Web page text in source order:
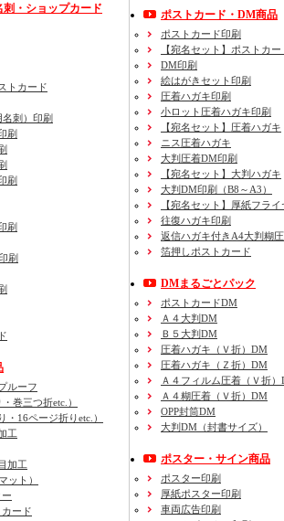
刺・ショップカード
トカード
名刺） 印刷
刷
刷
刷
刷
ルーフ
・巻三つ折etc.）
・16ページ折りetc.）
工
加工
ット）
ード
ポストカード・DM商品
ポストカード印刷
【宛名セット】ポストカー
DM印刷
絵はがきセット印刷
圧着ハガキ印刷
小ロット圧着ハガキ印刷
【宛名セット】圧着ハガキ
ニス圧着ハガキ
大判圧着DM印刷
【宛名セット】大判ハガキ
大判DM印刷（B8～A3）
【宛名セット】厚紙フライ
往復ハガキ印刷
返信ハガキ付きA4大判糊
箔押しポストカード
DMまるごとパック
ポストカードDM
Ａ４大判DM
Ｂ５大判DM
圧着ハガキ（Ｖ折）DM
圧着ハガキ（Ｚ折）DM
Ａ４フィルム圧着（Ｖ折）
Ａ４糊圧着（Ｖ折）DM
OPP封筒DM
大判DM（封書サイズ）
ポスター・サイン商品
ポスター印刷
厚紙ポスター印刷
車両広告印刷